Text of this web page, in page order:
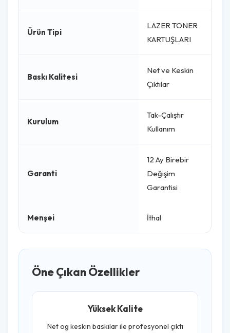
Ürün Tipi
LAZER TONER
KARTUŞLARI
Baskı Kalitesi
Net ve Keskin
Çıktılar
Kurulum
Tak-Çalıştır
Kullanım
Garanti
12 Ay Birebir
Değişim
Garantisi
Menşei İthal
Öne Çıkan Özellikler
Yüksek Kalite
Net og keskin baskılar ile profesyonel çıktı